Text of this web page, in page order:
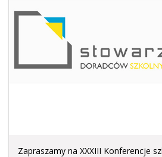
Zapraszamy na XXXIII Konferencje